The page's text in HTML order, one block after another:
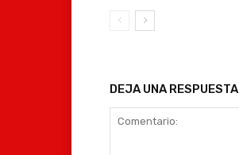
DEJA UNA RESPUESTA